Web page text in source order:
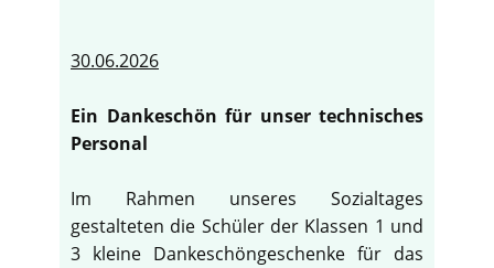
30.06.2026
Ein Dankeschön für unser technisches
Personal
Im Rahmen unseres Sozialtages
gestalteten die Schüler der Klassen 1 und
3 kleine Dankeschöngeschenke für das